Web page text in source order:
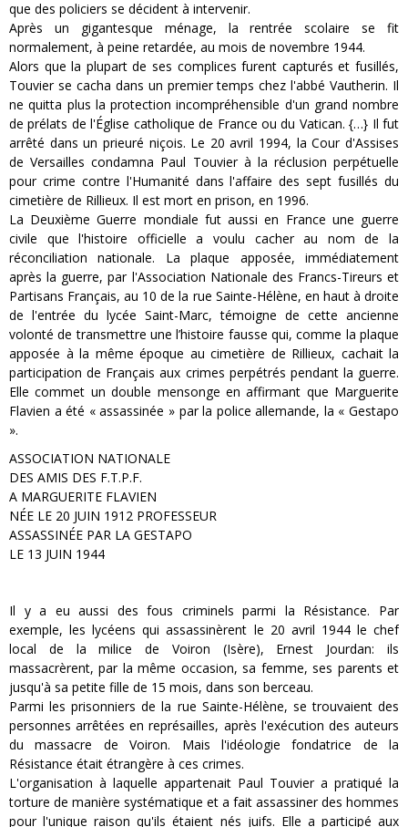
que des policiers se décident à intervenir.
Après un gigantesque ménage, la rentrée scolaire se fit
normalement, à peine retardée, au mois de novembre 1944.
Alors que la plupart de ses complices furent capturés et fusillés,
Touvier se cacha dans un premier temps chez l'abbé Vautherin. Il
ne quitta plus la protection incompréhensible d'un grand nombre
de prélats de l'Église catholique de France ou du Vatican. {…} Il fut
arrêté dans un prieuré niçois. Le 20 avril 1994, la Cour d'Assises
de Versailles condamna Paul Touvier à la réclusion perpétuelle
pour crime contre l'Humanité dans l'affaire des sept fusillés du
cimetière de Rillieux. Il est mort en prison, en 1996.
La Deuxième Guerre mondiale fut aussi en France une guerre
civile que l'histoire officielle a voulu cacher au nom de la
réconciliation nationale. La plaque apposée, immédiatement
après la guerre, par l'Association Nationale des Francs-Tireurs et
Partisans Français, au 10 de la rue Sainte-Hélène, en haut à droite
de l'entrée du lycée Saint-Marc, témoigne de cette ancienne
volonté de transmettre une l’histoire fausse qui, comme la plaque
apposée à la même époque au cimetière de Rillieux, cachait la
participation de Français aux crimes perpétrés pendant la guerre.
Elle commet un double mensonge en affirmant que Marguerite
Flavien a été « assassinée » par la police allemande, la « Gestapo
».
ASSOCIATION NATIONALE
DES AMIS DES F.T.P.F.
A MARGUERITE FLAVIEN
NÉE LE 20 JUIN 1912 PROFESSEUR
ASSASSINÉE PAR LA GESTAPO
LE 13 JUIN 1944
Il y a eu aussi des fous criminels parmi la Résistance. Par
exemple, les lycéens qui assassinèrent le 20 avril 1944 le chef
local de la milice de Voiron (Isère), Ernest Jourdan: ils
massacrèrent, par la même occasion, sa femme, ses parents et
jusqu'à sa petite fille de 15 mois, dans son berceau.
Parmi les prisonniers de la rue Sainte-Hélène, se trouvaient des
personnes arrêtées en représailles, après l'exécution des auteurs
du massacre de Voiron. Mais l'idéologie fondatrice de la
Résistance était étrangère à ces crimes.
L'organisation à laquelle appartenait Paul Touvier a pratiqué la
torture de manière systématique et a fait assassiner des hommes
pour l'unique raison qu'ils étaient nés juifs. Elle a participé aux